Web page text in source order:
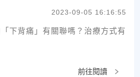
2023-09-05 16:16:55
「下背痛」有關聯嗎？治療方式有
前往閱讀